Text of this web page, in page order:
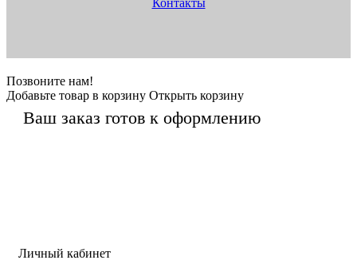
Позвоните нам!
Добавьте товар в корзину Открыть корзину
Ваш заказ готов к оформлению
Личный кабинет